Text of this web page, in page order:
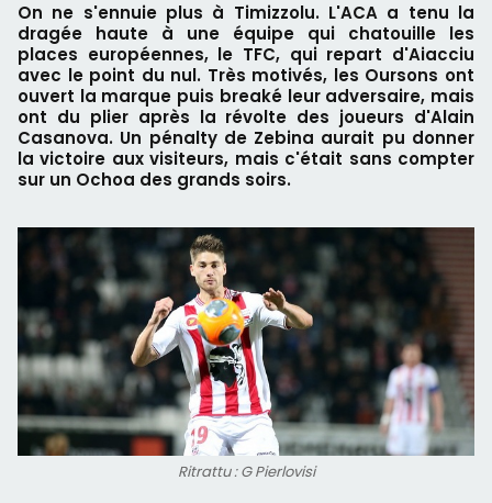
On ne s'ennuie plus à Timizzolu. L'ACA a tenu la
dragée haute à une équipe qui chatouille les
places européennes, le TFC, qui repart d'Aiacciu
avec le point du nul. Très motivés, les Oursons ont
ouvert la marque puis breaké leur adversaire, mais
ont du plier après la révolte des joueurs d'Alain
Casanova. Un pénalty de Zebina aurait pu donner
la victoire aux visiteurs, mais c'était sans compter
sur un Ochoa des grands soirs.
Ritrattu : G Pierlovisi